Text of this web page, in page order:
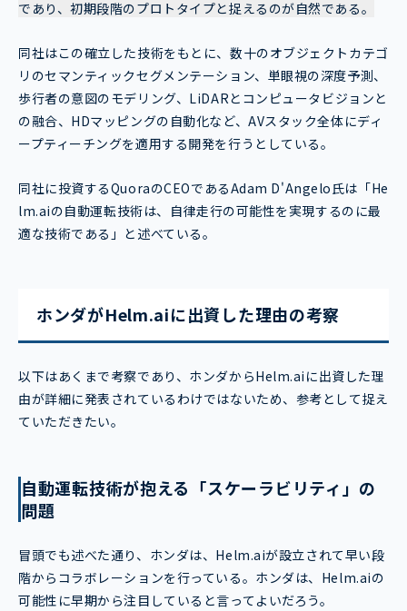
であり、初期段階のプロトタイプと捉えるのが自然である。
同社はこの確立した技術をもとに、数十のオブジェクトカテゴ
リのセマンティックセグメンテーション、単眼視の深度予測、
歩行者の意図のモデリング、LiDARとコンピュータビジョンと
の融合、HDマッピングの自動化など、AVスタック全体にディ
ープティーチングを適用する開発を行うとしている。
同社に投資するQuoraのCEOであるAdam D'Angelo氏は「He
lm.aiの自動運転技術は、自律走行の可能性を実現するのに最
適な技術である」と述べている。
ホンダがHelm.aiに出資した理由の考察
以下はあくまで考察であり、ホンダからHelm.aiに出資した理
由が詳細に発表されているわけではないため、参考として捉え
ていただきたい。
自動運転技術が抱える「スケーラビリティ」の
問題
冒頭でも述べた通り、ホンダは、Helm.aiが設立されて早い段
階からコラボレーションを行っている。ホンダは、Helm.aiの
可能性に早期から注目していると言ってよいだろう。